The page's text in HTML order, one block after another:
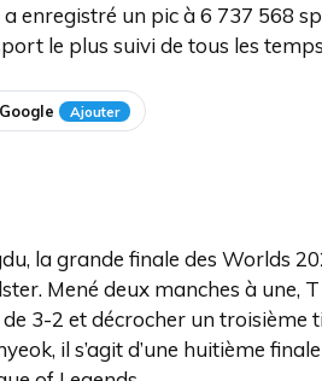
enregistré un pic à 6 737 568
le plus suivi de tous les
Ajouter
la grande finale des Worlds
Mené deux manches à une,
3-2 et décrocher un troisième
il s’agit d’une huitième